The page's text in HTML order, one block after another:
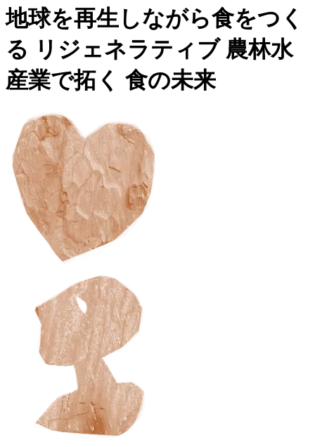
地球を再生しながら食をつく
る リジェネラティブ 農林水
産業で拓く 食の未来